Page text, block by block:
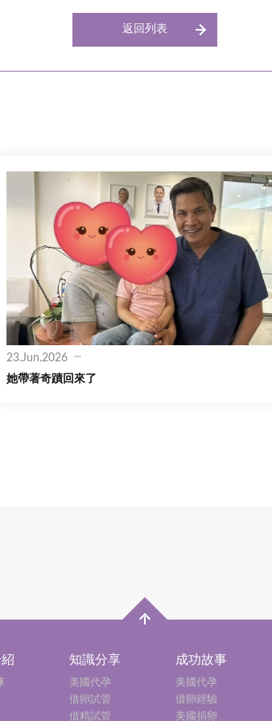
返回列表
23.Jun.2026
她帶著奇蹟回來了
知識分享
美國代孕
借卵試管
借精試管
成功故事
美國代孕
借卵經驗
美國捐卵